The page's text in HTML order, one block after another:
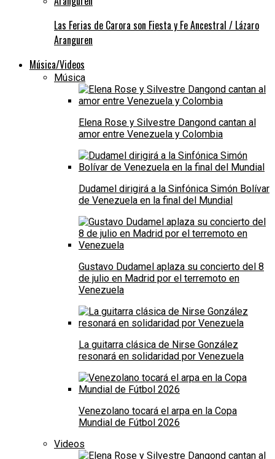
Las Ferias de Carora son Fiesta y Fe Ancestral / Lázaro
Aranguren
Música/Videos
Música
Elena Rose y Silvestre Dangond cantan al
amor entre Venezuela y Colombia
Dudamel dirigirá a la Sinfónica Simón Bolívar
de Venezuela en la final del Mundial
Gustavo Dudamel aplaza su concierto del 8
de julio en Madrid por el terremoto en
Venezuela
La guitarra clásica de Nirse González
resonará en solidaridad por Venezuela
Venezolano tocará el arpa en la Copa
Mundial de Fútbol 2026
Videos